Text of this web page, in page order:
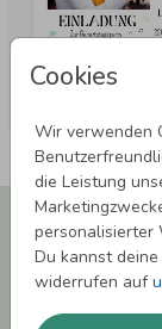
Cookies
Wir verwenden
die Leistung
personalisierter
Du kannst
widerrufen auf
Newsletter
sichern!
Melde Dich zu